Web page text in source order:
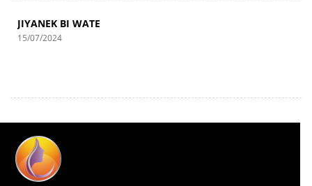
JIYANEK BI WATE
15/07/2024